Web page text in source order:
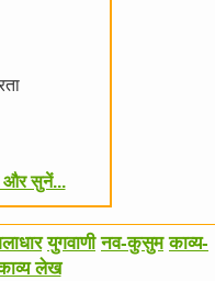
और सुनें...
युगवाणी नव-कुसुम काव्य-
लेख